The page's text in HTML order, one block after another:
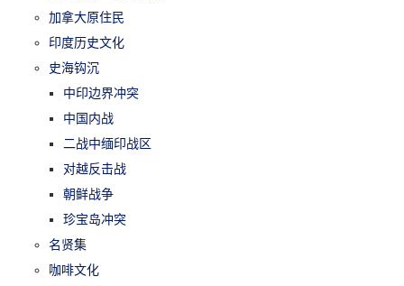
加拿大原住民
印度历史文化
史海钩沉
中印边界冲突
中国内战
二战中缅印战区
对越反击战
朝鲜战争
珍宝岛冲突
名贤集
咖啡文化